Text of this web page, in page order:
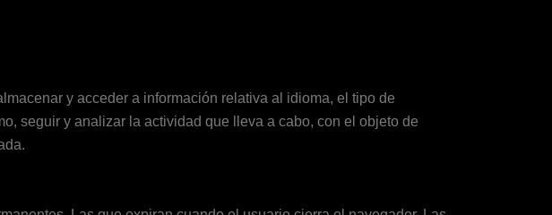
y acceder a información relativa al idioma, el tipo de
seguir y analizar la actividad que lleva a cabo, con el objeto de